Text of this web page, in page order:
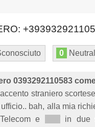
0
0393292110583
straniero
bah, alla mia
e
in due